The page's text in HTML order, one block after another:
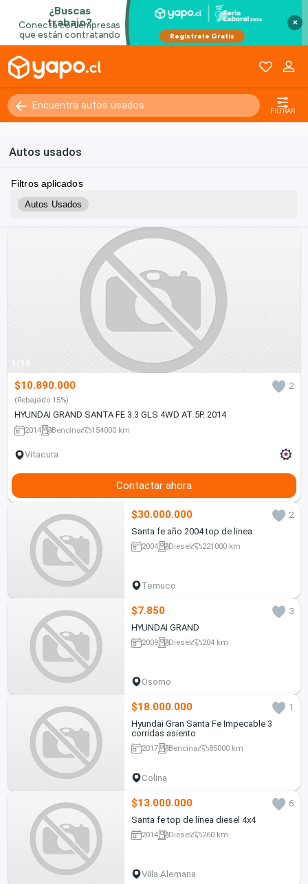
×
FILTRAR
Autos usados
Filtros aplicados
Autos Usados
1/19
$10.890.000 2
(Rebajado 15%)
HYUNDAI GRAND SANTA FE 3.3 GLS 4WD AT 5P. 2014
2014 Bencina 154000 km
Vitacura
Contactar ahora
$30.000.000
2
Santa fe año 2004 top de linea
2004 Diesel 221000 km
Temuco
$7.850
3
HYUNDAI GRAND
2009 Diesel 204 km
Osorno
$18.000.000
1
Hyundai Gran Santa Fe Impecable 3
corridas asiento
2017 Bencina 85000 km
Colina
$13.000.000
6
Santa fe top de línea diesel 4x4
2014 Diesel 260 km
Villa Alemana